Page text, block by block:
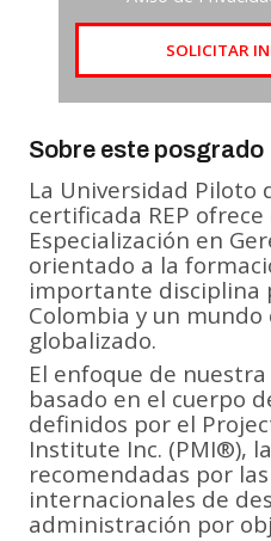
SOLICITAR
Sobre este posgrado
La Universidad Piloto
certificada REP
Especialización en
orientado a la
importante disciplina
Colombia y un mundo
globalizado.
El enfoque de
basado en el cuerpo
definidos por el
Institute Inc. (PMI®),
recomendadas por
internacionales de
administración por